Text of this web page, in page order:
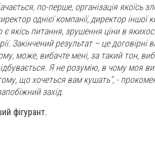
по-перше, організація якоїсь
однієї компанії, директор іншої
якісь питання, зрушення ціни в
Закінчений результат – це
може, вибачте мені, за такий тон,
Я не розумію, в чому моя
що хочеться вам кушать", -
захід.
фігурант.